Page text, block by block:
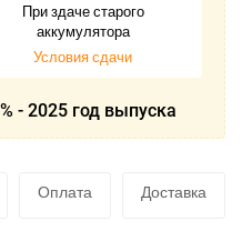
При здаче старого
аккумулятора
Условия сдачи
- 2025 год выпуска
Оплата Доставка